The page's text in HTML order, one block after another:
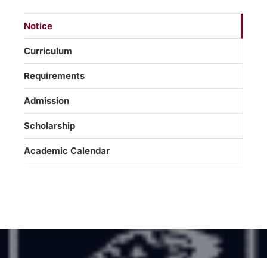
Notice
Curriculum
Requirements
Admission
Scholarship
Academic Calendar